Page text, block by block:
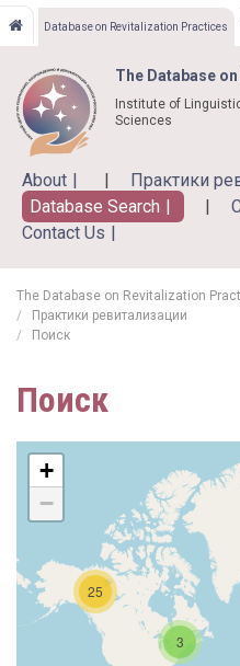
Skip
content
Database on Revitalization Practices
The Database
Institute of
Sciences
About
Практики
Database Search
Contact Us
The Database on Revitalization
Практики ревитализации
Поиск
Поиск
25
3
+
−